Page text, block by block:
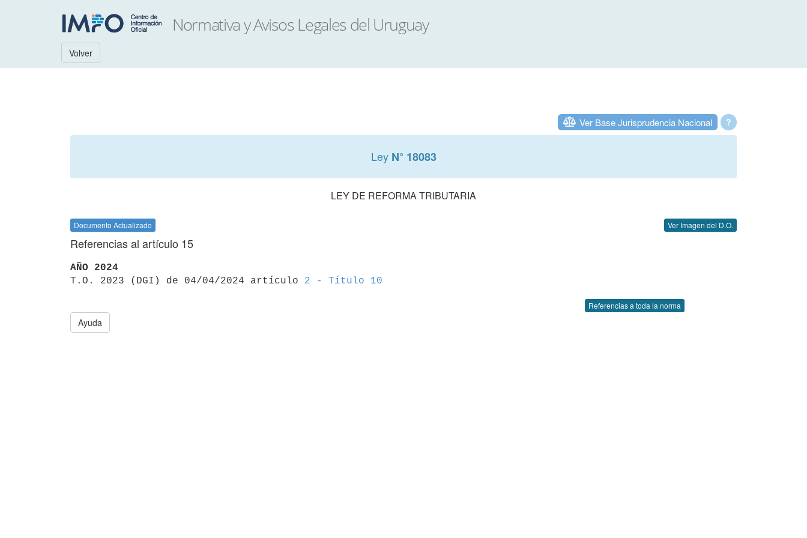
Volver
?
Ver Base Jurisprudencia Nacional
Ley N° 18083
LEY DE REFORMA TRIBUTARIA
Documento Actualizado Ver Imagen del D.O.
Referencias al artículo 15
AÑO 2024
T.O. 2023 (DGI) de 04/04/2024 artículo 2 - Título 10
Referencias a toda la norma
Ayuda